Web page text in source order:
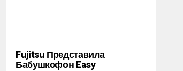
Fujitsu Представила
Бабушкофон Easy